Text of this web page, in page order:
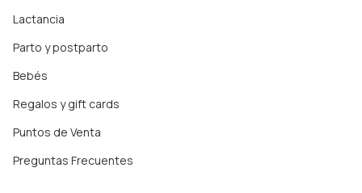
Lactancia
Parto y postparto
Bebés
Regalos y gift cards
Puntos de Venta
Preguntas Frecuentes